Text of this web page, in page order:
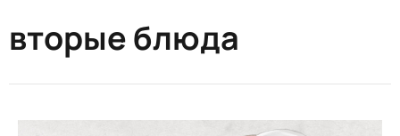
вторые блюда